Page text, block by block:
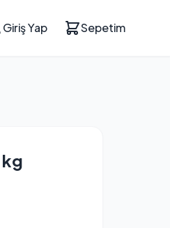
Giriş Yap Sepetim